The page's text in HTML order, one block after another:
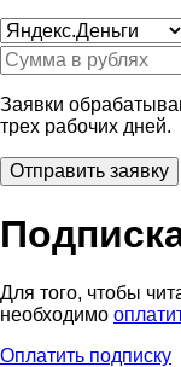
Заявки
трех рабочих дней.
Для того, чтобы
необходимо
Оплатить подписку